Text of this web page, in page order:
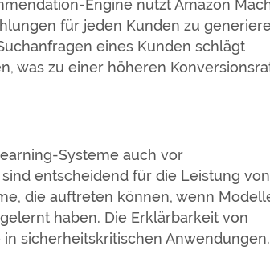
Engine nutzt Amazon
für jeden Kunden zu
eines Kunden schlägt
was zu einer höheren
Systeme auch vor
entscheidend für die Leistung von
die auftreten können, wenn
haben. Die Erklärbarkeit von
sicherheitskritischen Anwendungen.